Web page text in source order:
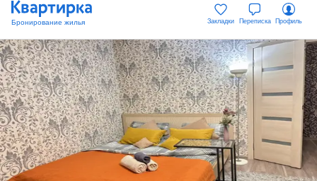
Закладки Переписка Профиль